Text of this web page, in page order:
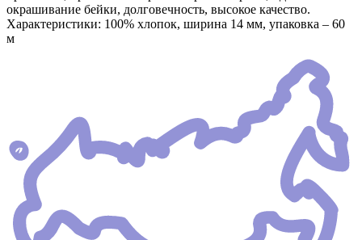
окрашивание бейки, долговечность, высокое качество.
Характеристики: 100% хлопок, ширина 14 мм, упаковка – 60
м